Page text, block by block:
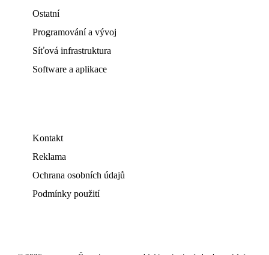
Ostatní
Programování a vývoj
Síťová infrastruktura
Software a aplikace
Kontakt
Reklama
Ochrana osobních údajů
Podmínky použití